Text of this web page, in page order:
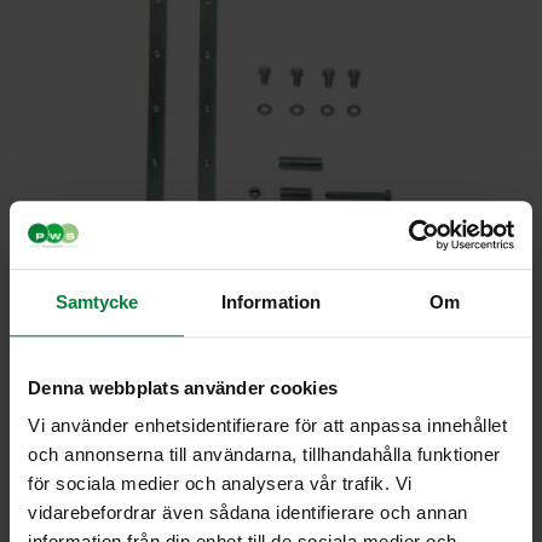
Samtycke Information Om
Denna webbplats använder cookies
Vi använder enhetsidentifierare för att anpassa innehållet
och annonserna till användarna, tillhandahålla funktioner
för sociala medier och analysera vår trafik. Vi
vidarebefordrar även sådana identifierare och annan
Pidennys
selkäkiinnike H1